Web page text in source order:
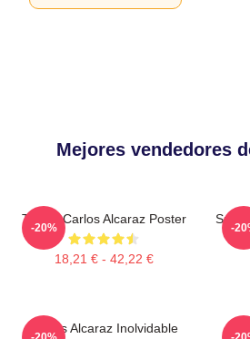
Mejores vendedores
Tennis Carlos Alcaraz Poster
18,21 € - 42,22 €
-20% -
Carlos Alcaraz Inolvidable